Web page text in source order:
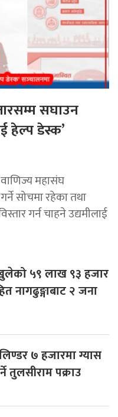
सघाउन
हेल्प डेस्क’
महासंघ
सोचमा रहेका तथा
गर्न चाहने उद्यमीलाई
५९ लाख ९३ हजार
नागढुङ्गाबाट २ जना
७ हजारमा ग्यास
तुलसीराम पक्राउ